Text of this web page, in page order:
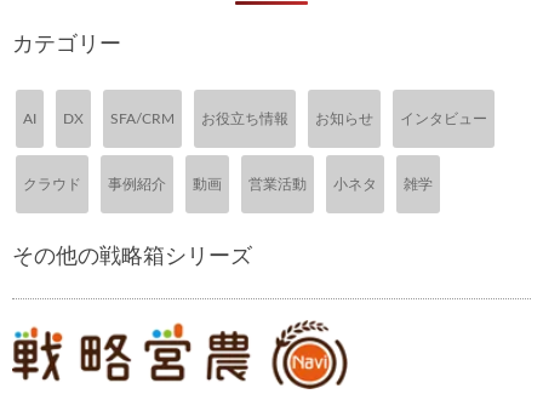
カテゴリー
AI DX SFA/CRM お役立ち情報 お知らせ インタビュー
クラウド 事例紹介 動画 営業活動 小ネタ 雑学
その他の戦略箱シリーズ